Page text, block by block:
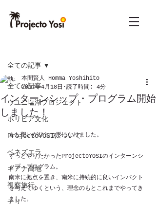
全ての記事
ウユニ塩湖プロジェクト
ボリビア文化
ProjectoYOSIについて
ベネズエラ
ギアナ高地
視察旅行
チリ
全ての記事
インターンシップ・プログラム開始
しました！
本間賢人 Homma Yoshihito
2017年4月18日
読了時間: 4分
また想いがひとつ形になりました。
ずっとやりたかったProjectoYOSIのインターンシ
ップ・プログラム。
南米に拠点を置き、南米に持続的に良いインパクト
を与えてゆくという、理念のもとこれまでやってき
ました。